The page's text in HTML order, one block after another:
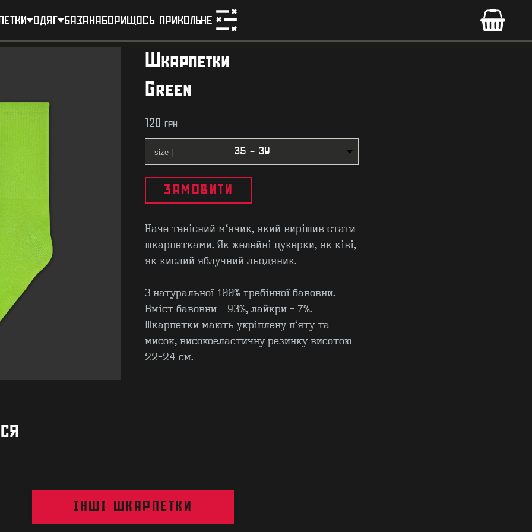
одяг базанаборищось прикольне
Шкарпетки
Green
120 грн
ЗАМОВИТИ
Наче тенісний м'ячик, який вирішив стати
шкарпетками. Як желейні цукерки, як ківі,
як кислий яблучний льодяник.
З натуральної 100% гребінної бавовни.
Вміст бавовни – 93%, лайкри - 7%.
Шкарпетки мають укріплену п’яту та
мисок, високоеластичну резинку висотою
22-24 см.
ІНШІ ШКАРПЕТКИ